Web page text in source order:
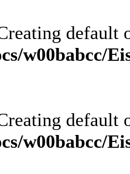
default
w00babcc/
default
w00babcc/